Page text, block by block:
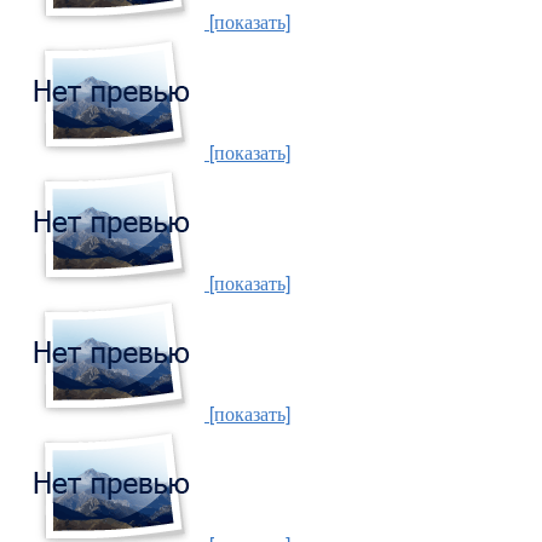
[показать]
[показать]
[показать]
[показать]